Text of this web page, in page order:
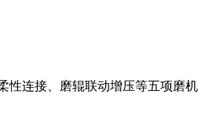
连接、磨辊联动增压等五项磨